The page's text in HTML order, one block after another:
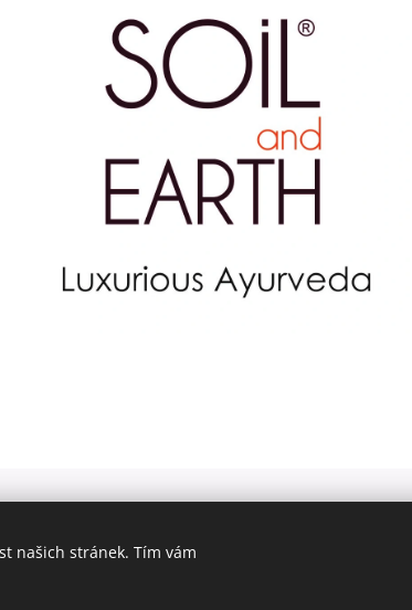
našich stránek. Tím vám